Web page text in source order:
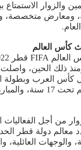
والزوار
ومعارض متخصصة،
كأس العالم
ومنذ ذلك الحين،
يشمل كأس العالم
من أجل
معالم دولة قطر
والوجهات